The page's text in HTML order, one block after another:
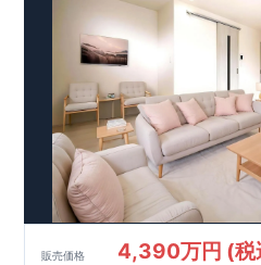
販売価格 4,390万円 (税